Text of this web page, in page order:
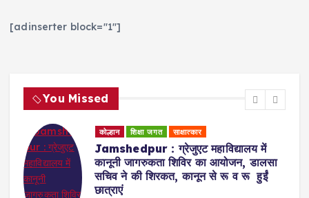
[adinserter block="1"]
You Missed
कोल्हान शिक्षा जगत साक्षात्कार
Jamshedpur : ग्रेजुएट महाविद्यालय में
कानूनी जागरुकता शिविर का आयोजन, डालसा
सचिव ने की शिरकत, कानून से रू व रू हुईं
छात्राएं